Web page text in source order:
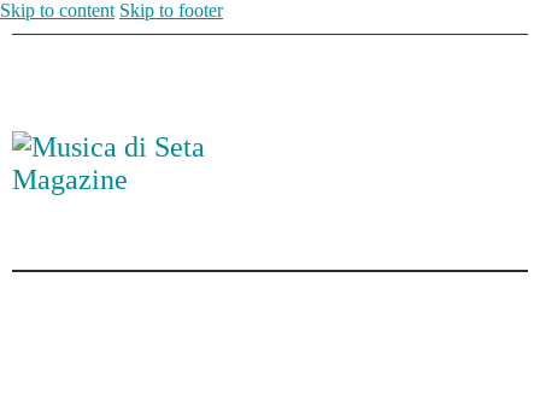
Skip to content Skip to footer